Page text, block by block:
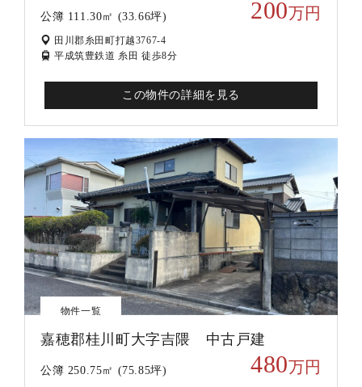
公簿 111.30㎡ (33.66坪) 200万円
田川郡糸田町打越3767-4
平成筑豊鉄道 糸田 徒歩8分
この物件の詳細を見る
物件一覧
嘉穂郡桂川町大字吉隈 中古戸建
公簿 250.75㎡ (75.85坪) 480万円